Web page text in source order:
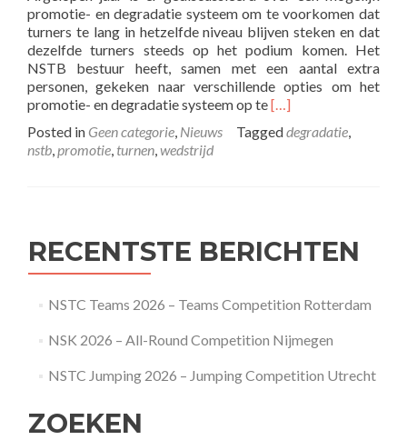
promotie- en degradatie systeem om te voorkomen dat
turners te lang in hetzelfde niveau blijven steken en dat
dezelfde turners steeds op het podium komen. Het
NSTB bestuur heeft, samen met een aantal extra
personen, gekeken naar verschillende opties om het
promotie- en degradatie systeem op teRead
about
2016
[…]
Posted in Geen categorie Nieuws Taggeddegradatie
nstb promotie turnen wedstrijd
RECENTSTE BERICHTEN
NSTC Teams 2026 – Teams Competition Rotterdam
NSK 2026 – All-Round Competition Nijmegen
NSTC Jumping 2026 – Jumping Competition Utrecht
ZOEKEN